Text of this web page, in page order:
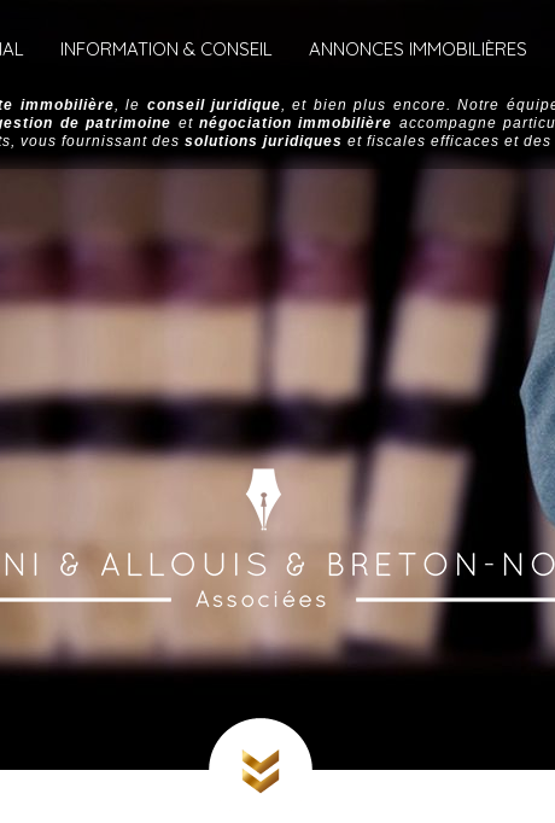
INFORMATION & CONSEIL ANNONCES IMMOBILIÈRES
immobilière, le conseil juridique, et bien plus encore. Notre
de patrimoine etnégociation immobilière accompagne
vous fournissant des solutions juridiques et fiscales efficaces et